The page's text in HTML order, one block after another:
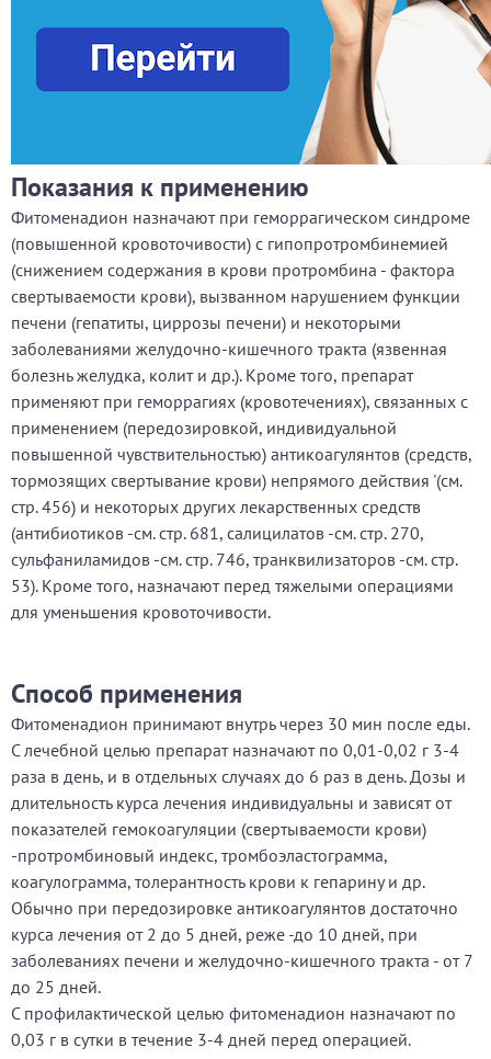
Показания к применению
Фитоменадион назначают при геморрагическом синдроме
(повышенной кровоточивости) с гипопротромбинемией
(снижением содержания в крови протромбина - фактора
свертываемости крови), вызванном нарушением функции
печени (гепатиты, циррозы печени) и некоторыми
заболеваниями желудочно-кишечного тракта (язвенная
болезнь желудка, колит и др.). Кроме того, препарат
применяют при геморрагиях (кровотечениях), связанных с
применением (передозировкой, индивидуальной
повышенной чувствительностью) антикоагулянтов (средств,
тормозящих свертывание крови) непрямого действия '(см.
стр. 456) и некоторых других лекарственных средств
(антибиотиков -см. стр. 681, салицилатов -см. стр. 270,
сульфаниламидов -см. стр. 746, транквилизаторов -см. стр.
53). Кроме того, назначают перед тяжелыми операциями
для уменьшения кровоточивости.
Способ применения
Фитоменадион принимают внутрь через 30 мин после еды.
С лечебной целью препарат назначают по 0,01-0,02 г 3-4
раза в день, и в отдельных случаях до 6 раз в день. Дозы и
длительность курса лечения индивидуальны и зависят от
показателей гемокоагуляции (свертываемости крови)
-протромбиновый индекс, тромбоэластограмма,
коагулограмма, толерантность крови к гепарину и др.
Обычно при передозировке антикоагулянтов достаточно
курса лечения от 2 до 5 дней, реже -до 10 дней, при
заболеваниях печени и желудочно-кишечного тракта - от 7
до 25 дней.
С профилактической целью фитоменадион назначают по
0,03 г в сутки в течение 3-4 дней перед операцией.